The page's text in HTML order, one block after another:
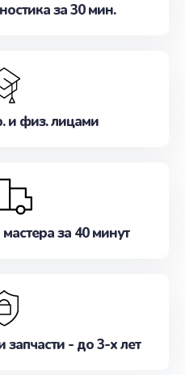
за 30 мин.
и физ. лицами
за 40 минут
запчасти - до 3-х лет